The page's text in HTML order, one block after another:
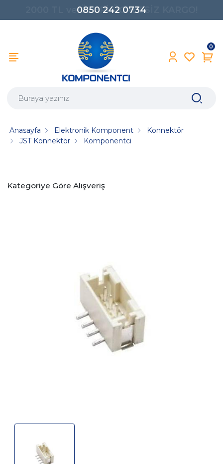
0850 242 0734
0
Anasayfa Elektronik Komponent
Konnektör
JST Konnektör
Komponentci
Kategoriye Göre Alışveriş